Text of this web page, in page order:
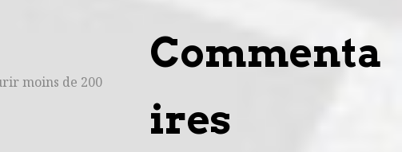
moins de 200
Commenta
ires